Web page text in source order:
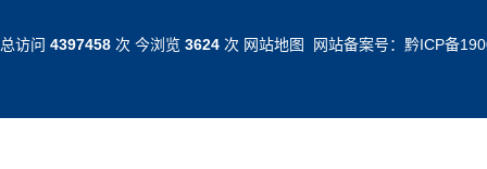
总访问 4397458 次 今浏览 3624 次 网站地图 网站备案号： 黔ICP备